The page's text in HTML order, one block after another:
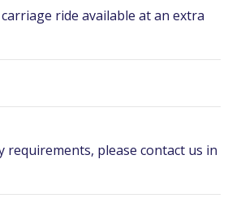
ride available at an extra
requirements, please contact us in